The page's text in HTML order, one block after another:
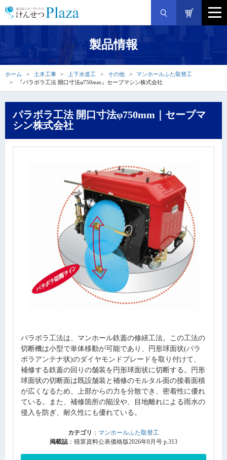
製品情報
ホーム 土木工事 上下水道工 その他
マンホールふた取替工
『パラボラ工法 開口寸法φ750mm』セーブマシン株式会社
パラボラ工法 開口寸法φ750mm｜セーブマ
シン株式会社
パラボラ工法は、マンホール鉄蓋の修繕工法。この工法の
切断機は小型で単体移動が可能であり、円形球面状(パラ
ボラアンテナ状)のダイヤモンドブレードを取り付けて、
補修する鉄蓋の回りの舗装を円形球面状に切断する。円形
球面状の切断面は既設舗装と補修のモルタル面の接着面積
が広くなるため、上部からの力を分散でき、密着性に優れ
ている。また、補修箇所の陥没や、目地離れによる雨水の
侵入を防ぎ、耐久性にも優れている。
カテゴリ ： マンホールふた取替工
掲載誌：積算資料公表価格版2026年8月号 p.313